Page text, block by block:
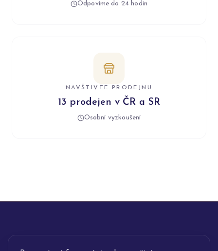
Odpovíme do 24 hodin
NAVŠTIVTE PRODEJNU
13 prodejen v ČR a SR
Osobní vyzkoušení